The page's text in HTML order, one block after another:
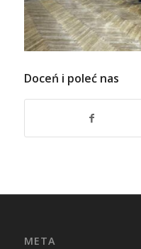
Doceń i poleć nas
META